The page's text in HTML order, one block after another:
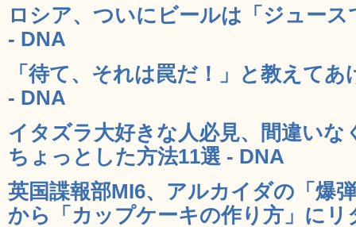
ロシア、ついにビールは「ジュー
- DNA
「待て、それは罠だ！」と教えて
- DNA
イタズラ大好きな人必見、間違いな
ちょっとした方法11選 - DNA
英国諜報部MI6、アルカイダの「爆
から「カップケーキの作り方」に